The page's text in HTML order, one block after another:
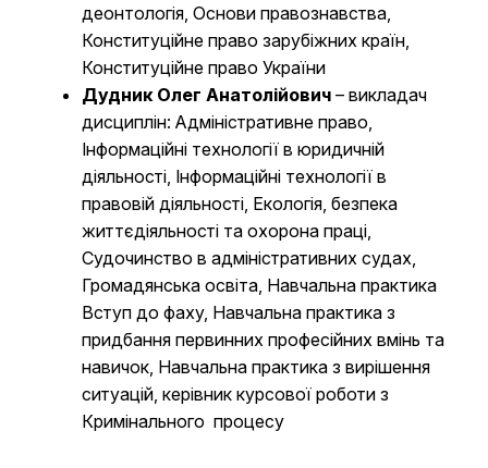
деонтологія, Основи правознавства,
Конституційне право зарубіжних країн,
Конституційне право України
Дудник Олег Анатолійович– викладач
дисциплін: Адміністративне право,
Інформаційні технології в юридичній
діяльності, Інформаційні технології в
правовій діяльності, Екологія, безпека
життєдіяльності та охорона праці,
Судочинство в адміністративних судах,
Громадянська освіта, Навчальна практика
Вступ до фаху, Навчальна практика з
придбання первинних професійних вмінь та
навичок, Навчальна практика з вирішення
ситуацій, керівник курсової роботи з
Кримінального процесу